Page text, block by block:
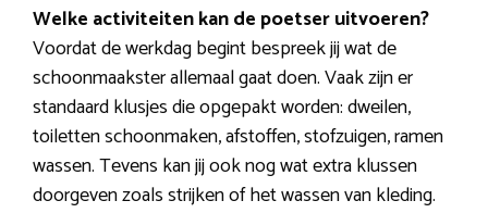
Welke activiteiten kan de poetser uitvoeren?
Voordat de werkdag begint bespreek jij wat de
schoonmaakster allemaal gaat doen. Vaak zijn er
standaard klusjes die opgepakt worden: dweilen,
toiletten schoonmaken, afstoffen, stofzuigen, ramen
wassen. Tevens kan jij ook nog wat extra klussen
doorgeven zoals strijken of het wassen van kleding.